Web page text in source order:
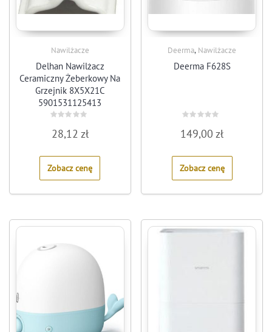
Nawilżacze
Delhan Nawilżacz
Ceramiczny Żeberkowy Na
Grzejnik 8X5X21C
5901531125413
0
out
5
28,12 zł
Zobacz cenę
Deerma, Nawilżacze
Deerma F628S
0
out
5
149,00zł
Zobacz cenę